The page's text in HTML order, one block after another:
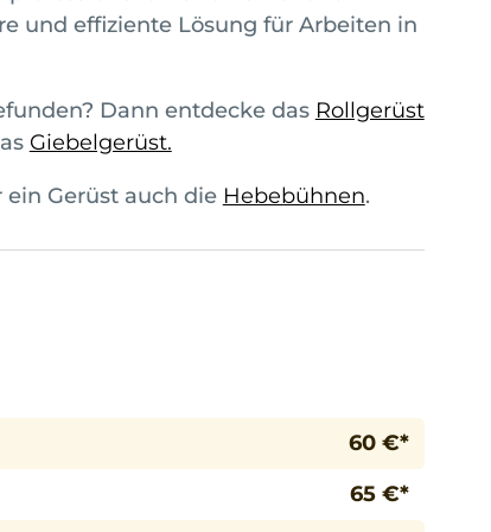
und effiziente Lösung für Arbeiten in
Dann entdecke das Rollgerüst
Giebelgerüst.
Gerüst auch die Hebebühnen.
60 €*
65 €*